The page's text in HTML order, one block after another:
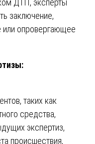
ДТП, эксперты
заключение,
опровергающее
таких как
средства,
экспертиз,
происшествия,